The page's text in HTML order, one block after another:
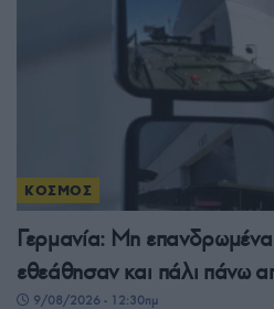
ΚΟΣΜΟΣ
Γερμανία: Μη
εθεάθησαν και πάλι πάνω
9/08/2026 - 12:30πμ